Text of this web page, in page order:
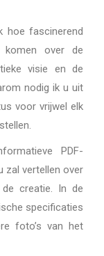
hoe fascinerend
over de
visie en de
nodig ik u uit
voor vrijwel elk
PDF-
zal vertellen over
creatie. In de
specificaties
foto’s van het